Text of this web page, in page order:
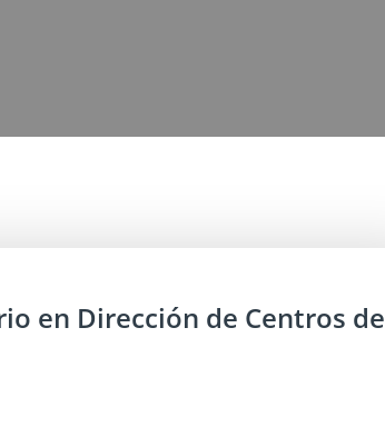
en Dirección de Centros de